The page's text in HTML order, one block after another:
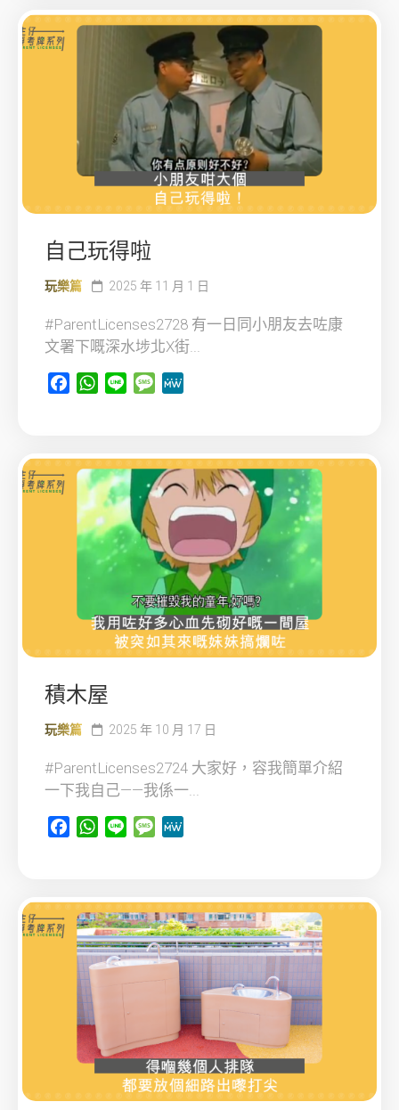
自己玩得啦
玩樂篇 2025 年 11 月 1 日
#ParentLicenses2728 有一日同小朋友去咗康
文署下嘅深水埗北X街...
FacebookWhatsApp
Line Message
積木屋
玩樂篇 2025 年 10 月 17 日
#ParentLicenses2724 大家好，容我簡單介紹
一下我自己——我係一...
FacebookWhatsApp
Line Message